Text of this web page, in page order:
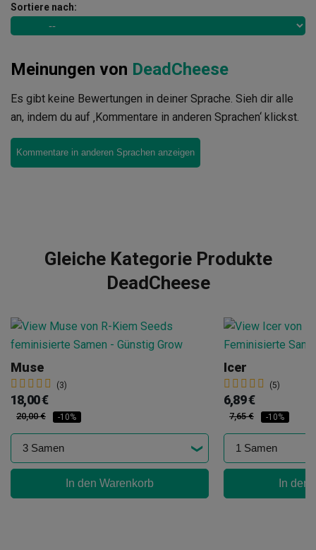
Sortiere nach:
Meinungen von DeadCheese
Es gibt keine Bewertungen in deiner Sprache. Sieh dir alle
an, indem du auf ‚Kommentare in anderen Sprachen‘ klickst.
Kommentare in anderen Sprachen anzeigen
Gleiche Kategorie Produkte
DeadCheese
Muse
(3)
18,00 €
20,00 € -10%
In den Warenkorb
Icer
(5)
6,89 €
7,65 € -10%
In den